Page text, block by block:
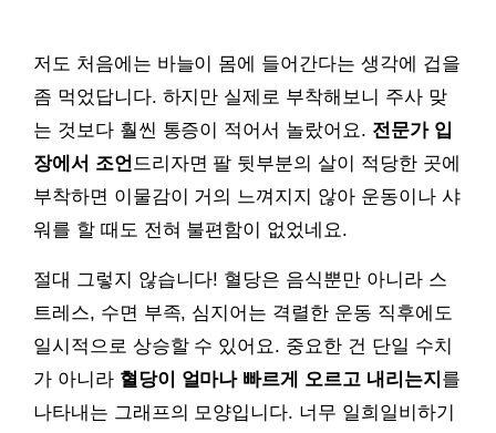
저도 처음에는 바늘이 몸에 들어간다는 생각에 겁을
좀 먹었답니다. 하지만 실제로 부착해보니 주사 맞
는 것보다 훨씬 통증이 적어서 놀랐어요. 전문가 입
장에서 조언 드리자면 팔 뒷부분의 살이 적당한 곳에
부착하면 이물감이 거의 느껴지지 않아 운동이나 샤
워를 할 때도 전혀 불편함이 없었네요.
절대 그렇지 않습니다! 혈당은 음식뿐만 아니라 스
트레스, 수면 부족, 심지어는 격렬한 운동 직후에도
일시적으로 상승할 수 있어요. 중요한 건 단일 수치
가 아니라 혈당이 얼마나 빠르게 오르고 내리는지 를
나타내는 그래프의 모양입니다. 너무 일희일비하기